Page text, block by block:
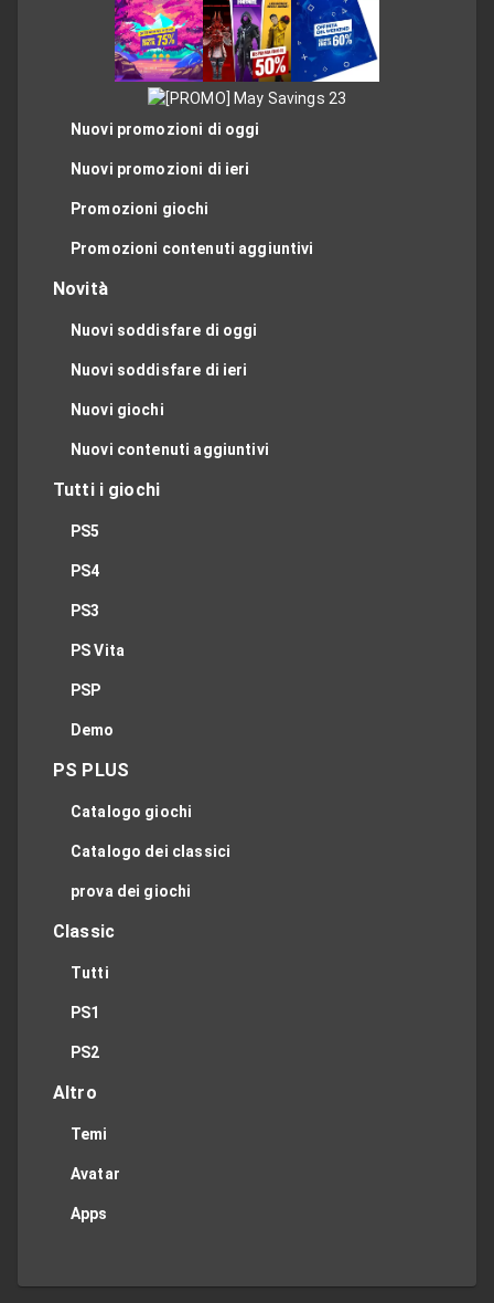
Nuovi promozioni di oggi
Nuovi promozioni di ieri
Promozioni giochi
Promozioni contenuti aggiuntivi
Novità
Nuovi soddisfare di oggi
Nuovi soddisfare di ieri
Nuovi giochi
Nuovi contenuti aggiuntivi
Tutti i giochi
PS5
PS4
PS3
PS Vita
PSP
Demo
PS PLUS
Catalogo giochi
Catalogo dei classici
prova dei giochi
Classic
Tutti
PS1
PS2
Altro
Temi
Avatar
Apps